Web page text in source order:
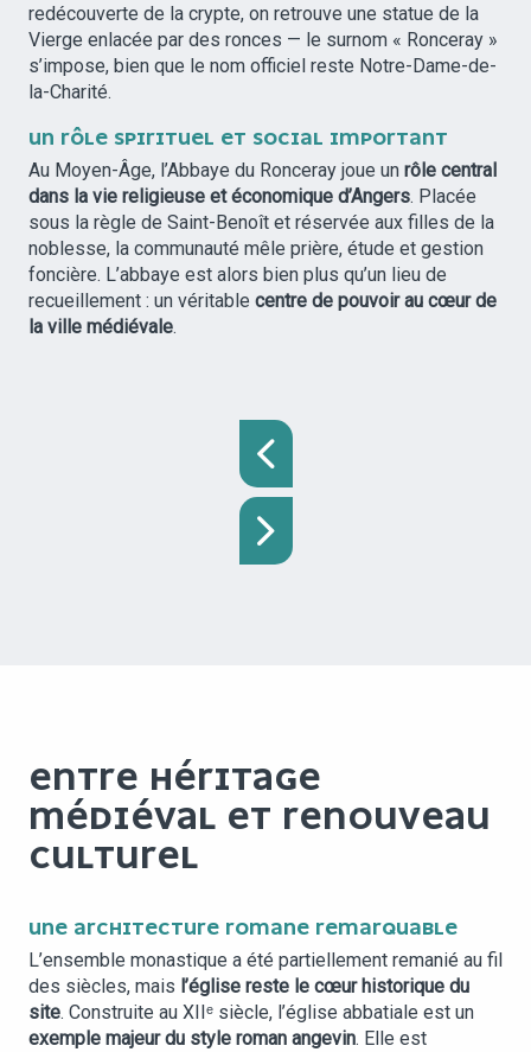
redécouverte de la crypte, on retrouve une statue de la
Vierge enlacée par des ronces — le surnom « Ronceray »
s’impose, bien que le nom officiel reste Notre-Dame-de-
la-Charité.
UN RÔLE SPIRITUEL ET SOCIAL IMPORTANT
Au Moyen-Âge, l’Abbaye du Ronceray joue un rôle central
dans la vie religieuse et économique d’Angers. Placée
sous la règle de Saint-Benoît et réservée aux filles de la
noblesse, la communauté mêle prière, étude et gestion
foncière. L’abbaye est alors bien plus qu’un lieu de
recueillement : un véritable centre de pouvoir au cœur de
la ville médiévale.
ENTRE HÉRITAGE
MÉDIÉVAL ET RENOUVEAU
CULTUREL
UNE ARCHITECTURE ROMANE REMARQUABLE
L’ensemble monastique a été partiellement remanié au fil
des siècles, mais l’église reste le cœur historique du
site. Construite au XIIᵉ siècle, l’église abbatiale est un
exemple majeur du style roman angevin. Elle est